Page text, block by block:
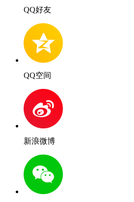
QQ好友
QQ空间
新浪微博